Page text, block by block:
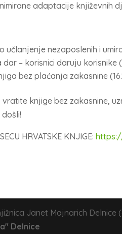
adaptacije književnih
učlanjenje nezaposlenih i
– korisnici daruju korisnike
bez plaćanja zakasnine
vratite knjige bez zakasnine,
HRVATSKE KNJIGE:
Janet Majnarich Delnice
Delnice